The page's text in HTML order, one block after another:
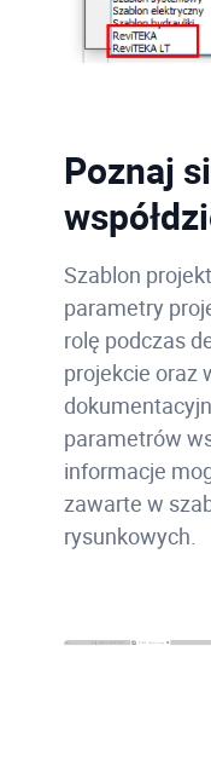
Poznaj
Szablon
parametry
rolę podczas
projekcie oraz
parametrów
informacje
zawarte w
rysunkowych.